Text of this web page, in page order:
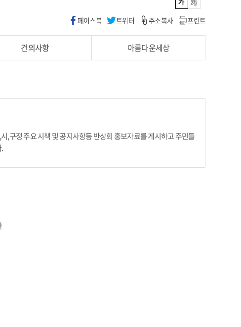
페이스북 트위터 주소복사 프린트
건의사항 아름다운세상
,구정 주요 시책 및 공지사항등 반상회 홍보자료를 게시하고 주민들